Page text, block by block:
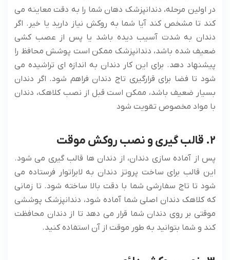
در اولین مرحله، دندانپزشک دهان شما را به دقت معاینه می
کند تا مشخص کند آیا شما به روکش نیاز دارید یا خیر. اگر
دندان به شدت آسیب دیده باشد یا پس از عصب کشی
ضعیف شده باشد، دندانپزشک ممکن است پوشش محافظ را
پیشنهاد دهد. برای این کار دندان به اندازه ای تراشیده می
شود تا فضا برای قرارگیری تاج دندان فراهم شود. اگر دندان
بسیار ضعیف باشد، ممکن است قبل از نصب کلاهک، دندان
با مواد مخصوص تقویت شود
2. قالب گیری و نصب روکش موقت
پس از آماده سازی دندان، از دندان ها قالب گیری می شود.
این قالب برای ساخت پروتز دندان به لابراتوار فرستاده می
شود تا تاج سفارشی شما با دقت بالا ساخته شود. تا زمانی
که کلاهک دندان اصلی شما آماده شود، دندانپزشک پوششی
موقتی بر روی دندان شما قرار می دهد تا از دندان محافظت
کند و شما بتوانید به طور موقت از آن استفاده کنید.